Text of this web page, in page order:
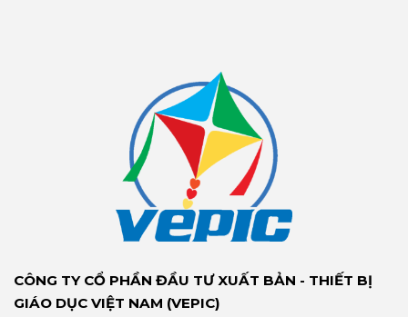
CÔNG TY CỔ PHẦN ĐẦU TƯ XUẤT BẢN - THIẾT BỊ
GIÁO DỤC VIỆT NAM (VEPIC)